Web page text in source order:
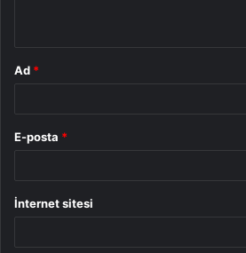
Ad *
E-posta *
İnternet sitesi